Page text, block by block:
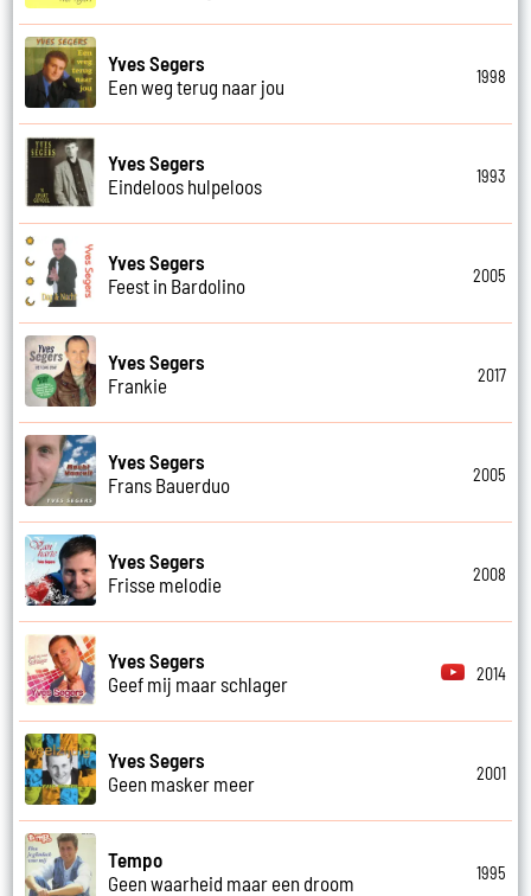
Yves Segers
Een weg terug naar jou
1998
Yves Segers
Eindeloos hulpeloos
1993
Yves Segers
Feest in Bardolino
2005
Yves Segers
Frankie
2017
Yves Segers
Frans Bauerduo
2005
Yves Segers
Frisse melodie
2008
Yves Segers
Geef mij maar schlager
2014
Yves Segers
Geen masker meer
2001
Tempo
Geen waarheid maar een droom
1995